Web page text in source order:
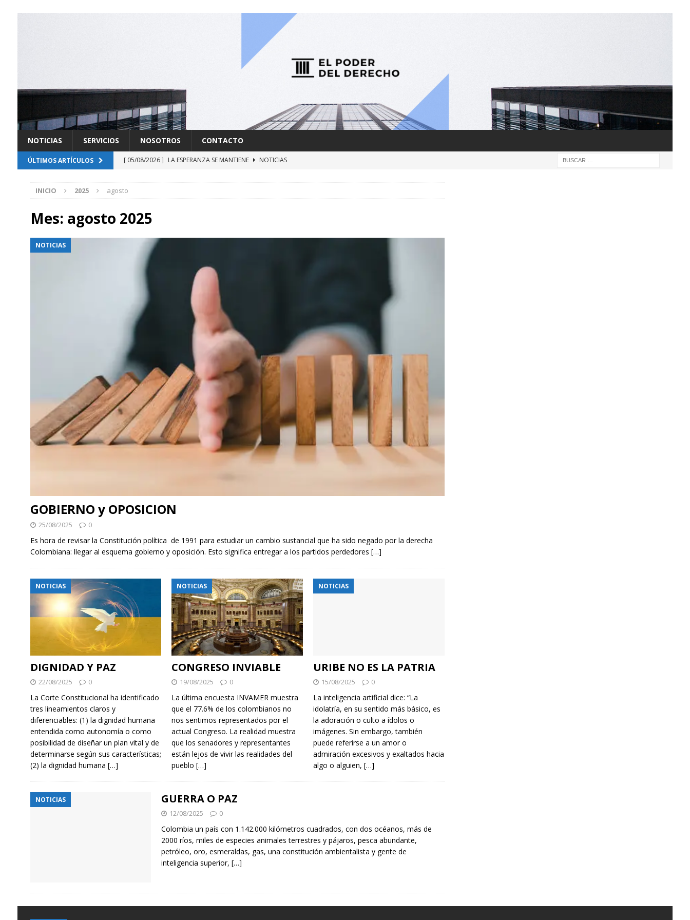
NOTICIAS SERVICIOS NOSOTROS CONTACTO
ÚLTIMOS ARTÍCULOS [ 05/08/2026 ] LA ESPERANZA SE MANTIENE
NOTICIAS
[ 21/07/2026 ]
[ 20/07/2026 ]
INICIO 2025 agosto
Mes: agosto 2025
NOTICIAS
GOBIERNO y OPOSICION
25/08/2025 0
Es hora de revisar la Constitución política de 1991 para estudiar un cambio sustancial que ha sido negado por la derecha
Colombiana: llegar al esquema gobierno y oposición. Esto significa entregar a los partidos perdedores […]
NOTICIAS
DIGNIDAD Y PAZ
22/08/2025 0
La Corte Constitucional ha identificado
tres lineamientos claros y
diferenciables: (1) la dignidad humana
entendida como autonomía o como
posibilidad de diseñar un plan vital y de
determinarse según sus características;
(2) la dignidad humana […]
NOTICIAS
CONGRESO INVIABLE
19/08/2025 0
La última encuesta INVAMER muestra
que el 77.6% de los colombianos no
nos sentimos representados por el
actual Congreso. La realidad muestra
que los senadores y representantes
están lejos de vivir las realidades del
pueblo[…]
NOTICIAS
URIBE NO ES LA PATRIA
15/08/2025 0
La inteligencia artificial dice: “La
idolatría, en su sentido más básico, es
la adoración o culto a ídolos o
imágenes. Sin embargo, también
puede referirse a un amor o
admiración excesivos y exaltados hacia
algo o alguien,[…]
NOTICIAS GUERRA O PAZ
12/08/2025 0
Colombia un país con 1.142.000 kilómetros cuadrados, con dos océanos, más de
2000 ríos, miles de especies animales terrestres y pájaros, pesca abundante,
petróleo, oro, esmeraldas, gas, una constitución ambientalista y gente de
inteligencia superior, […]